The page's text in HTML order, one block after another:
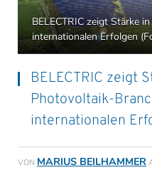
BELECTRIC zeigt Stärke
internationalen Erfolgen
BELECTRIC zeigt
Photovoltaik-
internationalen
VON MARIUS BEILHAMMER